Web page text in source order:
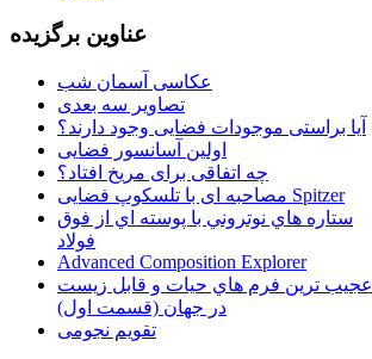
عناوین برگزیده
عکاسی آسمان شب
تصاویر سه بعدی
آیا براستی موجودات فضایی وجود دارند؟
اولین آسانسور فضایی
چه اتفاقی برای مریخ افتاد؟
مصاحبه ای با تلسکوپ فضایی Spitzer
ستاره هاي نوتروني با پوسته اي از فوق
فولاد
Advanced Composition Explorer
عجیب ترین فرم هاي حيات و قابل زيست
در جهان (قسمت اول)
تقویم نجومی